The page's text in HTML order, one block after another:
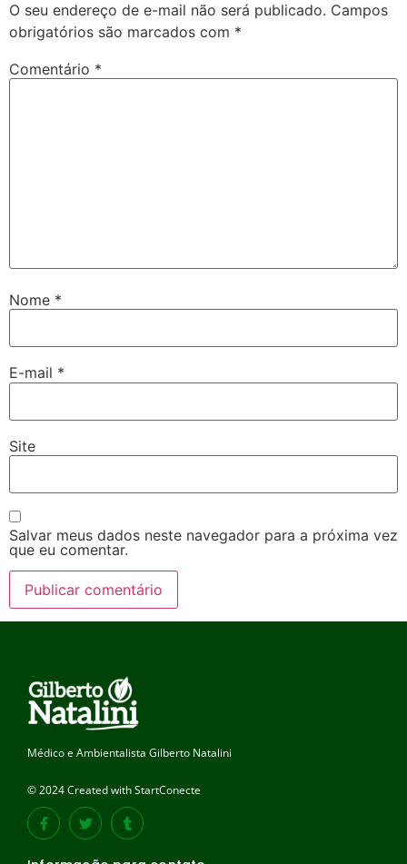
O seu endereço de e-mail não será publicado. Campos
obrigatórios são marcados com *
Comentário *
Nome *
E-mail *
Site
Salvar meus dados neste navegador para a próxima vez
que eu comentar.
Médico e Ambientalista Gilberto Natalini
© 2024 Created with StartConecte